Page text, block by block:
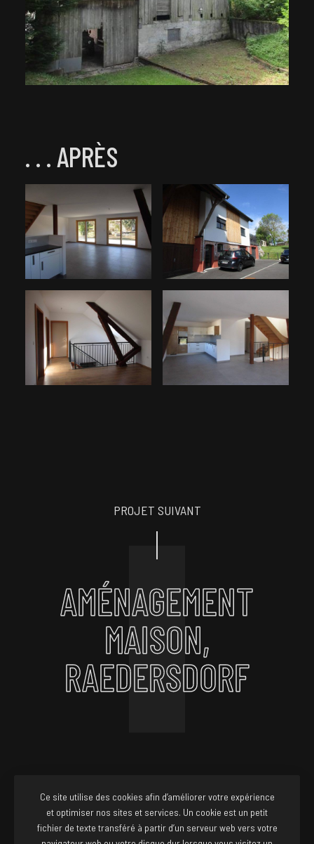
. . . APRÈS
PROJET SUIVANT
AMÉNAGEMENT
MAISON,
RAEDERSDORF
FACEBOOK
INSTAGRAM
Ce site utilise des cookies afin d’améliorer votre expérience
et optimiser nos sites et services. Un cookie est un petit
fichier de texte transféré à partir d’un serveur web vers votre